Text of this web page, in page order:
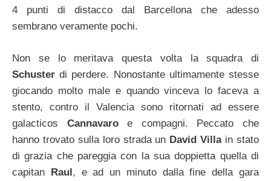
4 punti di distacco dal Barcellona che adesso
sembrano veramente pochi.
Non se lo meritava questa volta la squadra di
Schusterdi perdere. Nonostante ultimamente stesse
giocando molto male e quando vinceva lo faceva a
stento, contro il Valencia sono ritornati ad essere
galacticos Cannavaroe compagni. Peccato che
hanno trovato sulla loro strada un David Villain stato
di grazia che pareggia con la sua doppietta quella di
capitan Raul, e ad un minuto dalla fine della gara